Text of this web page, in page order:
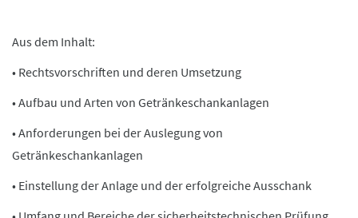
Aus dem Inhalt:
• Rechtsvorschriften und deren Umsetzung
• Aufbau und Arten von Getränkeschankanlagen
• Anforderungen bei der Auslegung von
Getränkeschankanlagen
• Einstellung der Anlage und der erfolgreiche Ausschank